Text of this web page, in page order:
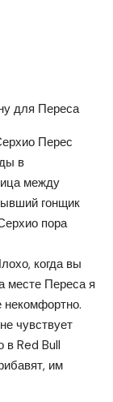
Перес
в
между
гонщик
пора
когда вы
месте Переса я
некомфортно.
чувствует
в Red Bull
им